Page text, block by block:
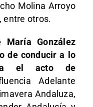
Molina Arroyo
entre otros.
María González
de conducir a lo
el acto de
Adelante
Andaluza,